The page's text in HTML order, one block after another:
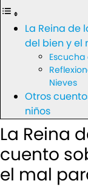
La Reina de
del bien y el
Nieves
Otros
niños
La Reina
cuento
el mal